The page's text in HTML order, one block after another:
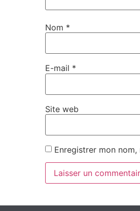
Nom *
E-mail *
Site web
Enregistrer mon